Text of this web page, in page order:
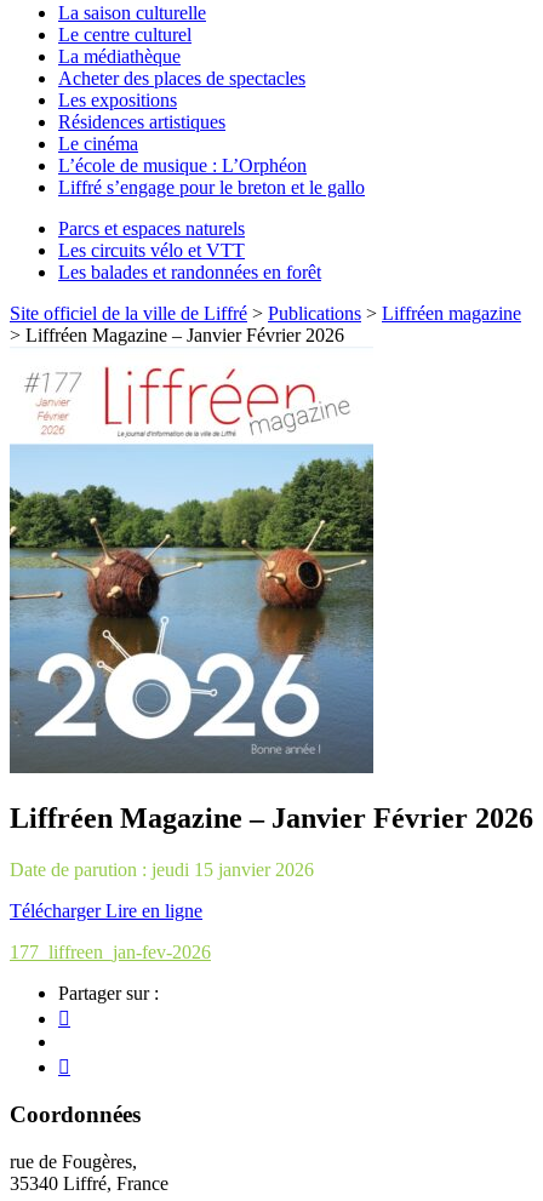
La saison culturelle
Le centre culturel
La médiathèque
Acheter des places de spectacles
Les expositions
Résidences artistiques
Le cinéma
L’école de musique : L’Orphéon
Liffré s’engage pour le breton et le gallo
Parcs et espaces naturels
Les circuits vélo et VTT
Les balades et randonnées en forêt
Site officiel de la ville de Liffré > Publications > Liffréen magazine
> Liffréen Magazine – Janvier Février 2026
Liffréen Magazine – Janvier Février 2026
Date de parution : jeudi 15 janvier 2026
TéléchargerLire en ligne
177_liffreen_jan-fev-2026
Partager sur :
Coordonnées
rue de Fougères,
35340 Liffré, France